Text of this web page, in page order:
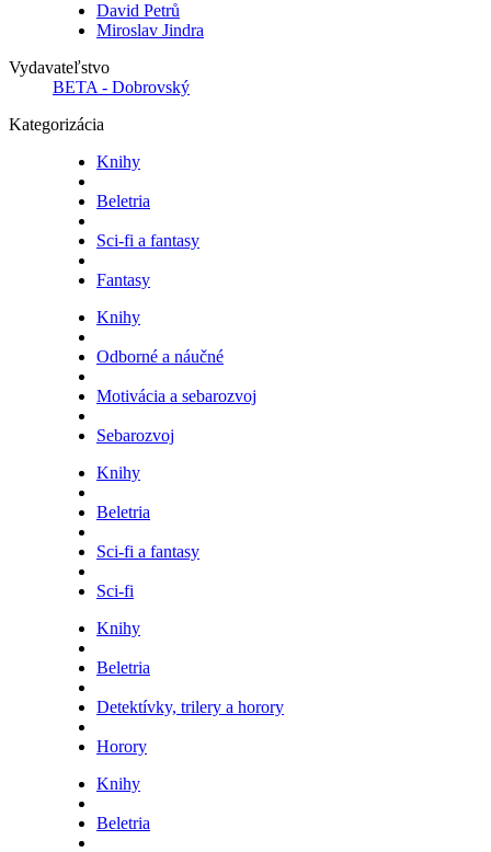
David Petrů
Miroslav Jindra
Vydavateľstvo
BETA - Dobrovský
Kategorizácia
Knihy
Beletria
Sci-fi a fantasy
Fantasy
Knihy
Odborné a náučné
Motivácia a sebarozvoj
Sebarozvoj
Knihy
Beletria
Sci-fi a fantasy
Sci-fi
Knihy
Beletria
Detektívky, trilery a horory
Horory
Knihy
Beletria